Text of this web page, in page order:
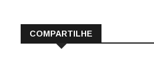
COMPARTILHE